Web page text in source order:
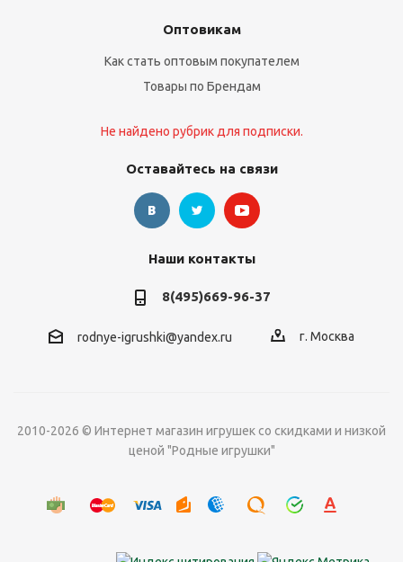
Оптовикам
Как стать оптовым покупателем
Товары по Брендам
Не найдено рубрик для подписки.
Оставайтесь на связи
Наши контакты
8(495)669-96-37
rodnye-igrushki@yandex.ru г. Москва
2010-2026 © Интернет магазин игрушек со скидками и низкой
ценой "Родные игрушки"